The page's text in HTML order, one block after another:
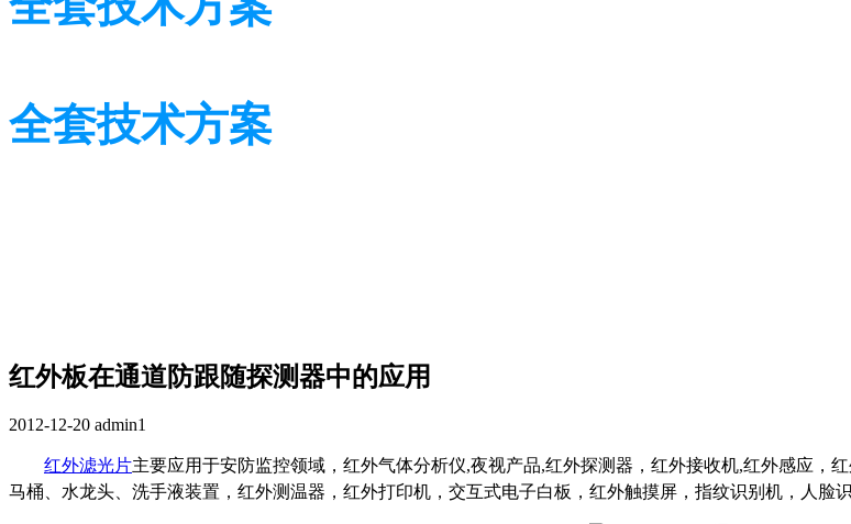
全套技术方案
红外板在通道防跟随探测器中的应用
2012-12-20 admin1
红外滤光片主要应用于安防监控领域，红外气体分析仪,夜视产品,红外探测器，红外接收机,红外感应，
马桶、水龙头、洗手液装置，红外测温器，红外打印机，交互式电子白板，红外触摸屏，指纹识别机，人脸识